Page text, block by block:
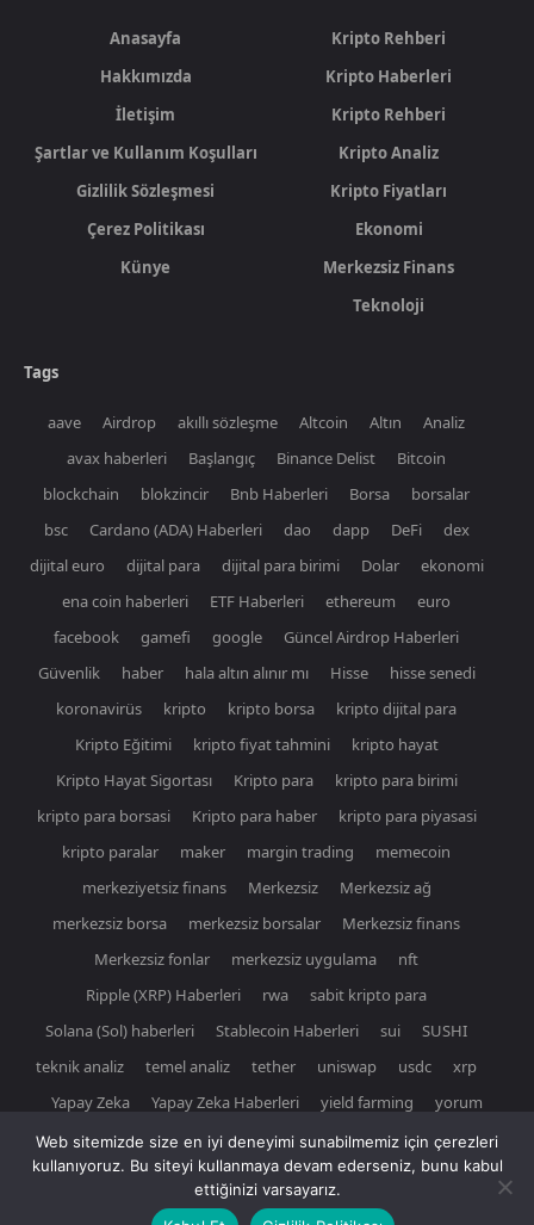
Anasayfa
Hakkımızda
İletişim
Şartlar ve Kullanım Koşulları
Gizlilik Sözleşmesi
Çerez Politikası
Künye
Kripto Rehberi
Kripto Haberleri
Kripto Rehberi
Kripto Analiz
Kripto Fiyatları
Ekonomi
Merkezsiz Finans
Teknoloji
Tags
aave Airdrop akıllı sözleşme Altcoin Altın
Analiz
avax haberleri
Başlangıç Binance Delist
Bitcoin
blockchain
blokzincir Bnb Haberleri Borsa
borsalar
bsc
Cardano (ADA) Haberleri dao dapp DeFi
dex
dijital euro
dijital para dijital para birimi Dolar
ekonomi
ena coin haberleri
ETF Haberleri ethereum
euro
facebook
gamefi google
Güncel Airdrop Haberleri
Güvenlik
haber hala altın alınır mı Hisse
hisse senedi
koronavirüs
kripto kripto borsa
kripto dijital para
Kripto Eğitimi
kripto fiyat tahmini
kripto hayat
Kripto Hayat Sigortası
Kripto para
kripto para birimi
kripto para borsasi
Kripto para haber
kripto para piyasasi
kripto paralar
maker margin trading
memecoin
merkeziyetsiz finans
Merkezsiz
Merkezsiz ağ
merkezsiz borsa
merkezsiz borsalar
Merkezsiz finans
Merkezsiz fonlar
merkezsiz uygulama
nft
Ripple (XRP) Haberleri
rwa
sabit kripto para
Solana (Sol) haberleri
Stablecoin Haberleri sui
SUSHI
teknik analiz
temel analiz tether uniswap usdc
xrp
Yapay Zeka
Yapay Zeka Haberleri yield farming yorum
© Newspaper WordPress Theme by TagDiv
Web sitemizde size en iyi deneyimi sunabilmemiz için çerezleri
kullanıyoruz. Bu siteyi kullanmaya devam ederseniz, bunu kabul
ettiğinizi varsayarız.